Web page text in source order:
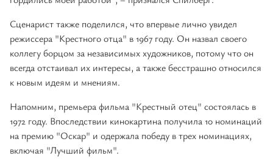
Сценарист также поделился, что впервые лично увидел
режиссера "Крестного отца" в 1967 году. Он назвал своего
коллегу борцом за независимых художников, потому что он
всегда отстаивал их интересы, а также бесстрашно относился
к новым идеям и мнениям.
Напомним, премьера фильма "Крестный отец" состоялась в
1972 году. Впоследствии кинокартина получила 10 номинаций
на премию "Оскар" и одержала победу в трех номинациях,
включая "Лучший фильм".